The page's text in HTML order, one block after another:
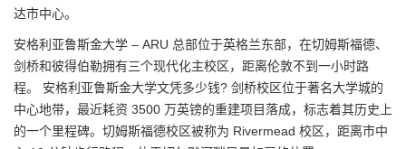
达市中心。
安格利亚鲁斯金大学 – ARU 总部位于英格兰东部，在切姆斯福德、
剑桥和彼得伯勒拥有三个现代化主校区，距离伦敦不到一小时路
程。 安格利亚鲁斯金大学文凭多少钱? 剑桥校区位于著名大学城的
中心地带，最近耗资 3500 万英镑的重建项目落成，标志着其历史上
的一个里程碑。切姆斯福德校区被称为 Rivermead 校区，距离市中